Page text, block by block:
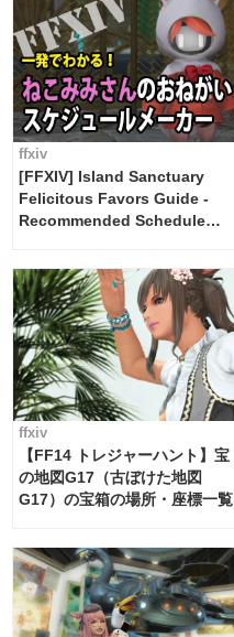
ffxiv
[FFXIV] Island Sanctuary
Felicitous Favors Guide -
Recommended Schedule
FF14]
ffxiv
【FF14 トレジャーハント】宝
の地図G17（古ぼけた地図
G17）の宝箱の場所・座標一覧